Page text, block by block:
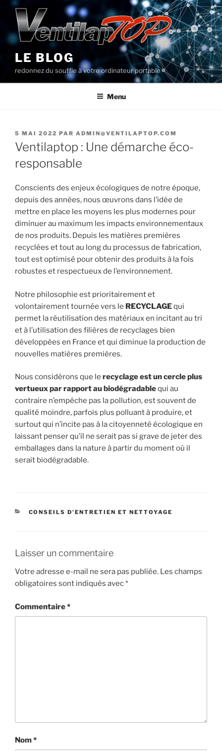
Aller
contenu
principal
LE BLOG
redonnez du souffle à votre ordinateur portable
Menu
PUBLIÉ
LE
5 MAI 2022 PAR ADMIN@VENTILAPTOP.COM
Ventilaptop : Une démarche éco-
responsable
Conscients des enjeux écologiques de notre époque,
depuis des années, nous œuvrons dans l’idée de
mettre en place les moyens les plus modernes pour
diminuer au maximum les impacts environnementaux
de nos produits. Depuis les matières premières
recyclées et tout au long du processus de fabrication,
tout est optimisé pour obtenir des produits à la fois
robustes et respectueux de l’environnement.
Notre philosophie est prioritairement et
volontairement tournée vers le RECYCLAGEqui
permet la réutilisation des matériaux en incitant au tri
et à l’utilisation des filières de recyclages bien
développées en France et qui diminue la production de
nouvelles matières premières.
Nous considérons que le recyclage est un cercle plus
vertueux par rapport au biodégradablequi au
contraire n’empêche pas la pollution, est souvent de
qualité moindre, parfois plus polluant à produire, et
surtout qui n’incite pas à la citoyenneté écologique en
laissant penser qu’il ne serait pas si grave de jeter des
emballages dans la nature à partir du moment où il
serait biodégradable.
CATÉGORIES
CONSEILS D'ENTRETIEN ET NETTOYAGE
Laisser un commentaire
Votre adresse e-mail ne sera pas publiée. Les champs
obligatoires sont indiqués avec*
Commentaire*
Nom*